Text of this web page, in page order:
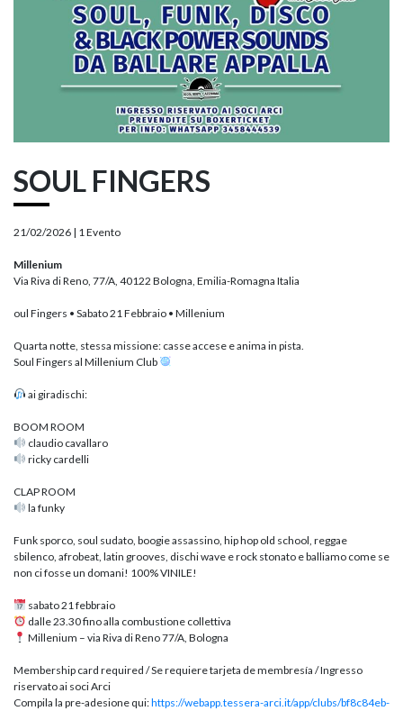
SOUL FINGERS
21/02/2026 | 1 Evento
Millenium
Via Riva di Reno, 77/A, 40122 Bologna, Emilia-Romagna Italia
oul Fingers • Sabato 21 Febbraio • Millenium
Quarta notte, stessa missione: casse accese e anima in pista.
Soul Fingers al Millenium Club
ai giradischi:
BOOM ROOM
claudio cavallaro
ricky cardelli
CLAP ROOM
la funky
Funk sporco, soul sudato, boogie assassino, hip hop old school, reggae
sbilenco, afrobeat, latin grooves, dischi wave e rock stonato e balliamo come se
non ci fosse un domani! 100% VINILE!
sabato 21 febbraio
dalle 23.30 fino alla combustione collettiva
Millenium – via Riva di Reno 77/A, Bologna
Membership card required / Se requiere tarjeta de membresía / Ingresso
riservato ai soci Arci
Compila la pre-adesione qui:https://webapp.tessera-arci.it/app/clubs/bf8c84eb-